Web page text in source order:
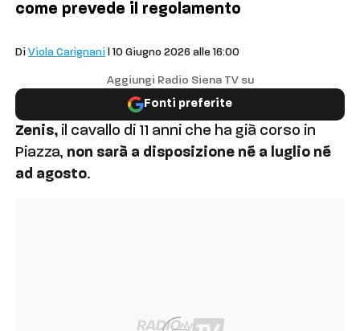
come prevede il regolamento
DiViola Carignani | 10 Giugno 2026 alle 16:00
Aggiungi Radio Siena TV su
Fonti preferite
Zenis, il cavallo di 11 anni che ha già corso in
Piazza, non sarà a disposizione né a luglio né
ad agosto.